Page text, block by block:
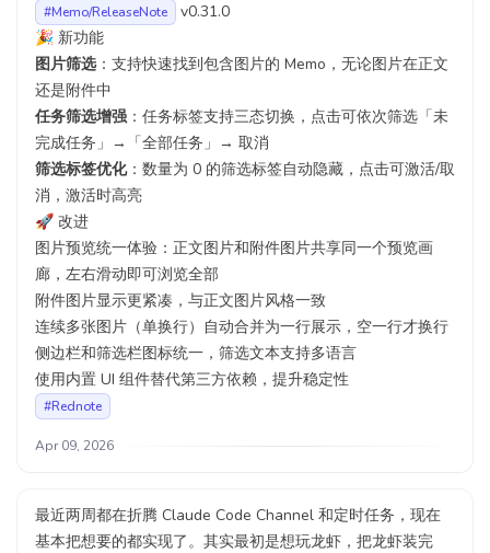
通过 iMessage 快速发布想法，iMessage 背后的 AI Bot 可以
帮助润色口水话，并自动从我的已有标签体系选择合适的标
签。我个人是希望标签由我自己而不是 AI 创造
不知道标签该用什么 emoji 好看？让 AI 帮忙推荐并更新
我现在有两台 Mac，为了告诉 AI 如何创建、编辑我的
Memos，我单独创建了一条 Memo 用作 Memory /
Guideline，每次 AI 使用 MCP Tools 的时候，强制让他查询并
阅读相关约定。如果有更新的话，就让他直接更新，在一个对
话中闭环
借助关系图谱相关 Tools，AI 可以追踪并探索 Memos 卡片之
间的关联关系，让你的双链笔记不再落灰，在关键时候给我更
多灵感
借助 AI 的自动任务，每天早上 10 点，借助「历史今日
Tool」，查询往年今日的 Memos，总结以后自动发一条通知
到我的手机
还是灵感探索，我有时候回顾到特定 Memo，或者是往年今日
有了新的想法，我会把相关 Memos 链接直接丢过去，他会自
更多的想法还在探索中，欢迎体验交流～
🖥️ 支持的 AI 客户端
#Memo/ReleaseNote
v0.31.0
🎉 新功能
图片筛选：支持快速找到包含图片的 Memo，无论图片在正文
还是附件中
任务筛选增强：任务标签支持三态切换，点击可依次筛选「未
完成任务」→「全部任务」→ 取消
筛选标签优化：数量为 0 的筛选标签自动隐藏，点击可激活/取
消，激活时高亮
🚀 改进
图片预览统一体验：正文图片和附件图片共享同一个预览画
廊，左右滑动即可浏览全部
附件图片显示更紧凑，与正文图片风格一致
连续多张图片（单换行）自动合并为一行展示，空一行才换行
侧边栏和筛选栏图标统一，筛选文本支持多语言
使用内置 UI 组件替代第三方依赖，提升稳定性
#Rednote
Apr 09, 2026
最近两周都在折腾 Claude Code Channel 和定时任务，现在
基本把想要的都实现了。其实最初是想玩龙虾，把龙虾装完